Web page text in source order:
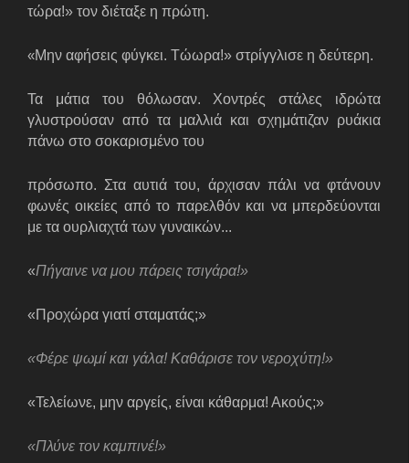
τώρα!» τον διέταξε η πρώτη.
«Μην αφήσεις φύγκει. Τώωρα!» στρίγγλισε η δεύτερη.
Τα μάτια του θόλωσαν. Χοντρές στάλες ιδρώτα
γλυστρούσαν από τα μαλλιά και σχημάτιζαν ρυάκια
πάνω στο σοκαρισμένο του
πρόσωπο. Στα αυτιά του, άρχισαν πάλι να φτάνουν
φωνές οικείες από το παρελθόν και να μπερδεύονται
με τα ουρλιαχτά των γυναικών...
«Πήγαινε να μου πάρεις τσιγάρα!»
«Προχώρα γιατί σταματάς;»
«Φέρε ψωμί και γάλα! Καθάρισε τον νεροχύτη!»
«Τελείωνε, μην αργείς, είναι κάθαρμα! Ακούς;»
«Πλύνε τον καμπινέ!»